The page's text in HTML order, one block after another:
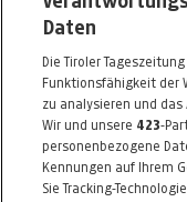
Passwort *
Ihr Passwort muss
8-26 Zeichen lang sein.
LOGIN
Daten
Die Tiroler
Funktionsfähigkeit der
zu analysieren und
Wir und unsere 423-
personenbezogene
Kennungen auf Ihrem
Sie Tracking-